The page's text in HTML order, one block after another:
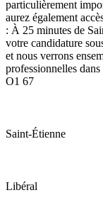
particulièrement
aurez également
: À 25 minutes de
votre candidature
et nous verrons
professionnelles
O1 67
Saint-Étienne
Libéral